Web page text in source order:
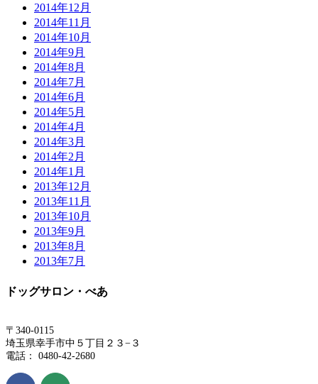
2014年12月
2014年11月
2014年10月
2014年9月
2014年8月
2014年7月
2014年6月
2014年5月
2014年4月
2014年3月
2014年2月
2014年1月
2013年12月
2013年11月
2013年10月
2013年9月
2013年8月
2013年7月
ドッグサロン・べあ
〒340-0115
埼玉県幸手市中５丁目２３−３
電話： 0480-42-2680